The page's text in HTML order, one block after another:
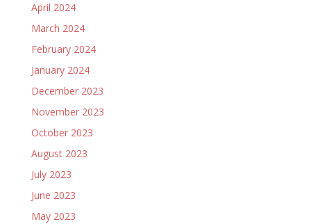
April 2024
March 2024
February 2024
January 2024
December 2023
November 2023
October 2023
August 2023
July 2023
June 2023
May 2023